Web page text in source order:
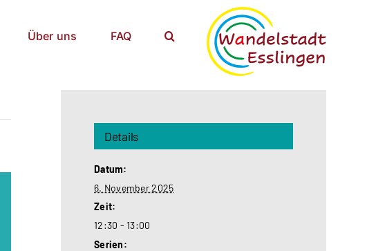
Über uns FAQ
Details
Datum:
6. November 2025
Zeit:
12:30 - 13:00
Serien: